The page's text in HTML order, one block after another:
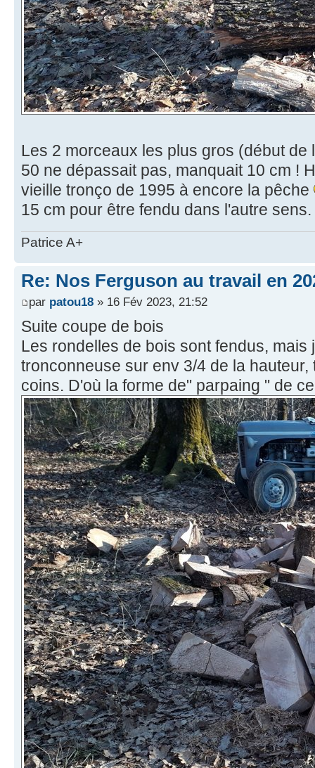
Les 2 morceaux les plus gros (début de
50 ne dépassait pas, manquait 10 cm !
vieille tronço de 1995 à encore la pêche
15 cm pour être fendu dans l'autre sens.
Patrice A+
Re: Nos Ferguson au travail en
par patou18 » 16 Fév 2023, 21:52
Suite coupe de bois
Les rondelles de bois sont fendus, mais
tronconneuse sur env 3/4 de la
coins. D'où la forme de" parpaing " de